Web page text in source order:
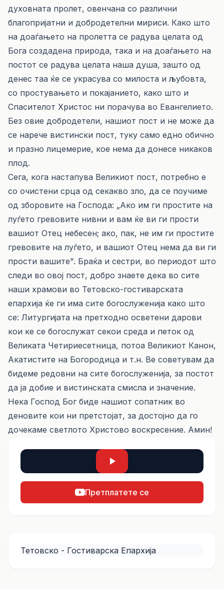
духовната пролет, овенчана со различни
благопријатни и добродетелни мириси. Како што
на доаѓањето на пролетта се радува целата од
Бога создадена природа, така и на доаѓањето на
постот се радува целата наша душа, зашто од
денес таа ќе се украсува со милоста и љубовта,
со простувањето и покајанието, како што и
Спасителот Христос ни порачува во Евангелието.
Без овие добродетели, нашиот пост и не може да
се нарече вистински пост, туку само едно обично
и празно лицемерие, кое нема да донесе никаков
плод.
Сега, кога настапува Великиот пост, потребно е
со очистени срца од секакво зло, да се поучиме
од зборовите на Господа: „Aко им ги простите на
луѓето гревовите нивни и вам ќе ви ги прости
вашиот Отец небесен; aко, пак, не им ги простите
гревовите на луѓето, и вашиот Отец нема да ви ги
прости вашите". Браќа и сестри, во периодот што
следи во овој пост, добро знаете дека во сите
наши храмови во Тетовско-гостиварската
епархија ќе ги има сите богослуженија како што
се: Литургијата на претходно осветени дарови
кои ке се богослужат секои среда и петок од
Великата Четириесетница, потоа Великиот Канон,
Акатистите на Богородица и т.н. Ве советувам да
бидеме редовни на сите богослуженија, за постот
да ја добие и вистинската смисла и значение.
Нека Господ Бог биде нашиот сопатник во
деновите кои ни претстојат, за достојно да го
дочекаме светлото Христово воскресение. Амин!
Претплатете се
Тетовско - Гостиварска Епархија